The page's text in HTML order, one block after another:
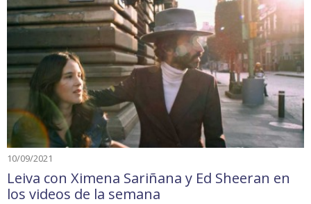
10/09/2021
Leiva con Ximena Sariñana y Ed Sheeran en
los videos de la semana